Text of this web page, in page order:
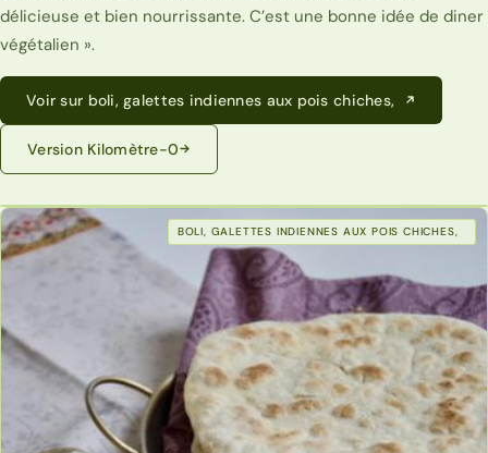
délicieuse et bien nourrissante. C’est une bonne idée de diner
végétalien ».
Voir sur boli, galettes indiennes aux pois chiches,
Version Kilomètre-0
BOLI, GALETTES INDIENNES AUX POIS CHICHES,